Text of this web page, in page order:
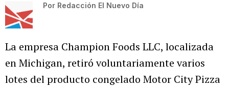
Por Redacción El Nuevo Día
La empresa Champion Foods LLC, localizada
en Michigan, retiró voluntariamente varios
lotes del producto congelado Motor City Pizza